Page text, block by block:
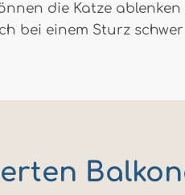
die Katze
bei einem Sturz